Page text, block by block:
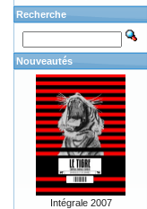
Recherche
Nouveautés
Intégrale 2007